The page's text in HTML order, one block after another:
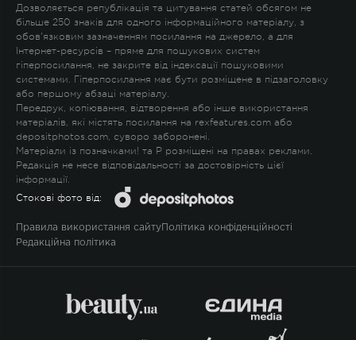
Дозволяється републікація та цитування статей обсягом не
більше 250 знаків для одного інформаційного матеріалу, з
обов'язковим зазначенням посилання на джерело, а для
Інтернет-ресурсів – пряме для пошукових систем
гіперпосилання, не закрите від індексації пошуковими
системами. Гіперпосилання має бути розміщене в підзаголовку
або першому абзаці матеріалу.
Передрук, копіювання, відтворення або інше використання
матеріалів, які містять посилання на rexfeatures.com або
depositphotos.com, суворо заборонені.
Матеріали із позначками! та P розміщені на правах реклами.
Редакція не несе відповідальності за достовірність цієї
інформації.
Стокові фото від:
Правила використання сайту Політика конфіденційності
Редакційна політика